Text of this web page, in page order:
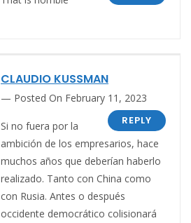
CLAUDIO KUSSMAN
Posted On February 11, 2023
REPLY
Si no fuera por la
ambición de los empresarios, hace
muchos años que deberían haberlo
realizado. Tanto con China como
con Rusia. Antes o después
occidente democrático colisionará